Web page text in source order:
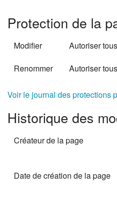
Protection de la
Modifier
Autoriser
Renommer
Autoriser
Voir le journal des protections
Historique des
Créateur de la page
Date de création de la page